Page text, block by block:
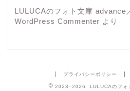
LULUCAのフォト文庫 advance
WordPress Commenter より
プライバシーポリシー
2023–2026 LULUCAのフォ